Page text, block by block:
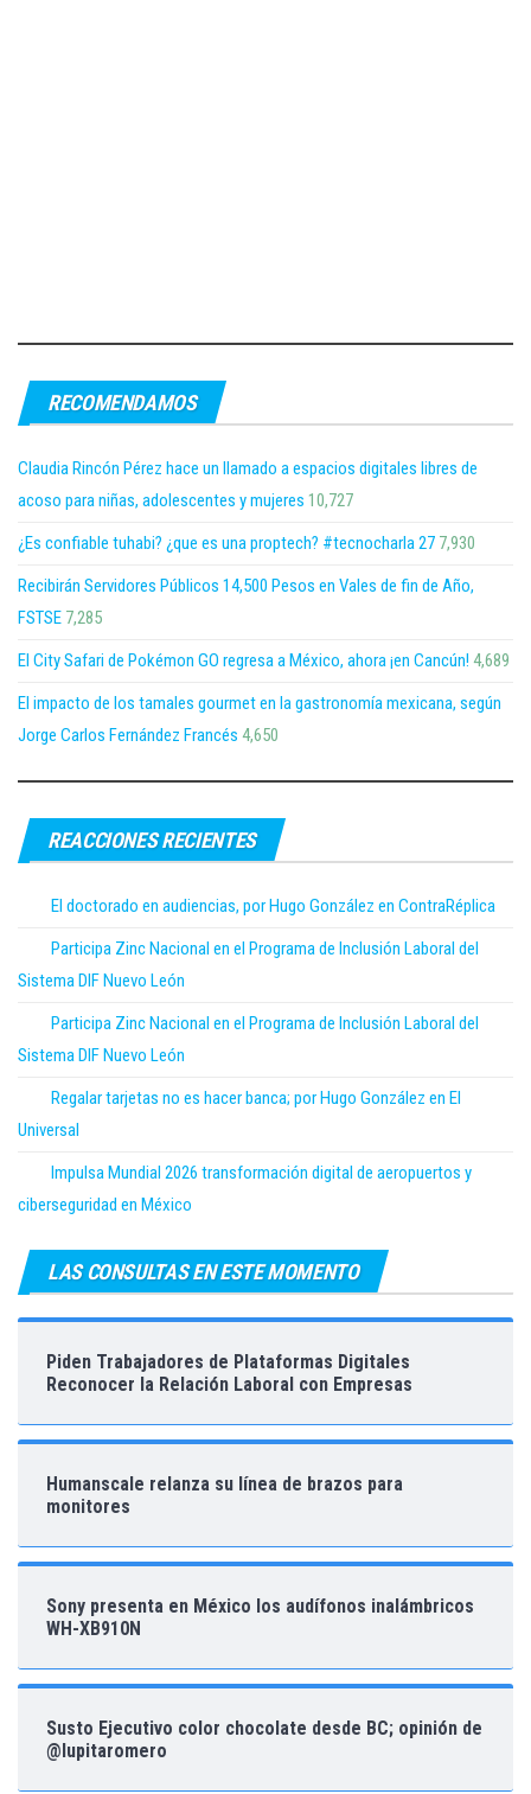
RECOMENDAMOS
Claudia Rincón Pérez hace un llamado a espacios digitales libres de
acoso para niñas, adolescentes y mujeres 10,727
¿Es confiable tuhabi? ¿que es una proptech? #tecnocharla 27 7,930
Recibirán Servidores Públicos 14,500 Pesos en Vales de fin de Año,
FSTSE 7,285
El City Safari de Pokémon GO regresa a México, ahora ¡en Cancún! 4,689
El impacto de los tamales gourmet en la gastronomía mexicana, según
Jorge Carlos Fernández Francés 4,650
REACCIONES RECIENTES
El doctorado en audiencias, por Hugo González en ContraRéplica
Participa Zinc Nacional en el Programa de Inclusión Laboral del
Sistema DIF Nuevo León
Participa Zinc Nacional en el Programa de Inclusión Laboral del
Sistema DIF Nuevo León
Regalar tarjetas no es hacer banca; por Hugo González en El
Universal
Impulsa Mundial 2026 transformación digital de aeropuertos y
ciberseguridad en México
LAS CONSULTAS EN ESTE MOMENTO
Piden Trabajadores de Plataformas Digitales
Reconocer la Relación Laboral con Empresas
Humanscale relanza su línea de brazos para
monitores
Sony presenta en México los audífonos inalámbricos
WH-XB910N
Susto Ejecutivo color chocolate desde BC; opinión de
@lupitaromero